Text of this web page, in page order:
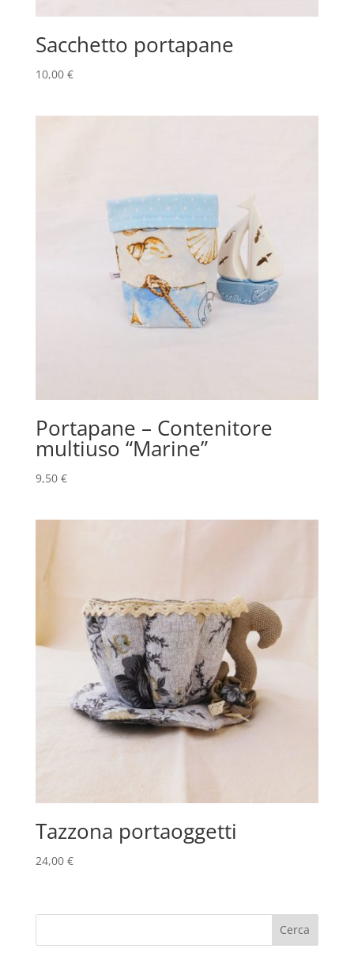
Sacchetto portapane
10,00 €
Portapane – Contenitore
multiuso “Marine”
9,50 €
Tazzona portaoggetti
24,00 €